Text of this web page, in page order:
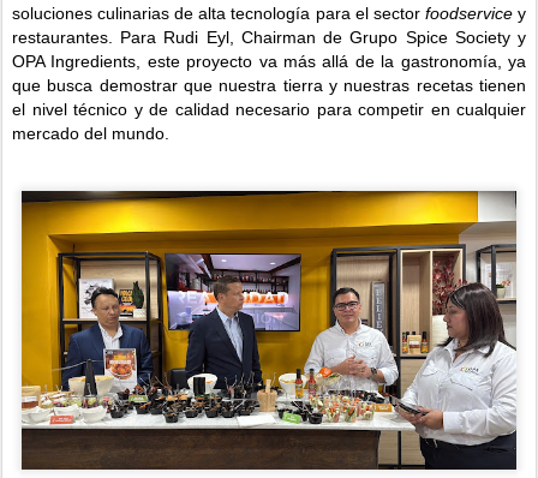
soluciones culinarias de alta tecnología para el sector foodservicey
restaurantes. Para Rudi Eyl, Chairman de Grupo Spice Society y
OPA Ingredients, este proyecto va más allá de la gastronomía, ya
que busca demostrar que nuestra tierra y nuestras recetas tienen
el nivel técnico y de calidad necesario para competir en cualquier
mercado del mundo.